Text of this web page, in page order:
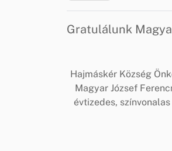
Gratulálunk
Hajmáskér Község
Magyar József
évtizedes,